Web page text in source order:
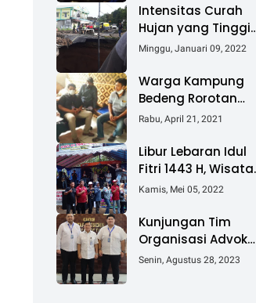
Dan Salurkan
Bantuan
Intensitas Curah
Hujan yang Tinggi
Akibatkan Jalan
Nyaris Putus
Minggu, Januari 09, 2022
Warga Kampung
Bedeng Rorotan
Jakarta Utara,
Pembebasan Lahan
Tol Cibitung -
Cilincing
Rabu, April 21, 2021
Libur Lebaran Idul
Fitri 1443 H, Wisata
Air Tambak Asmara
Ribuan Pengunjung
Kamis, Mei 05, 2022
Kunjungan Tim
Organisasi Advokat
(OA) Peradi Utama
Senin, Agustus 28, 2023